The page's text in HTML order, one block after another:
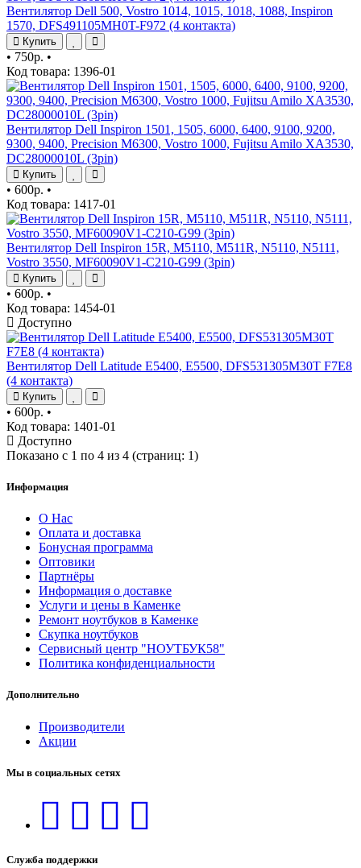
Вентилятор Dell 500, Vostro 1014, 1015, 1018, 1088, Inspiron
1570, DFS491105MH0T-F972 (4 контакта)
Купить
• 750р. •
Код товара: 1396-01
Вентилятор Dell Inspiron 1501, 1505, 6000, 6400, 9100, 9200,
9300, 9400, Precision M6300, Vostro 1000, Fujitsu Amilo XA3530,
DC28000010L (3pin)
Купить
• 600р. •
Код товара: 1417-01
Вентилятор Dell Inspiron 15R, M5110, M511R, N5110, N5111,
Vostro 3550, MF60090V1-C210-G99 (3pin)
Купить
• 600р. •
Код товара: 1454-01
Доступно
Вентилятор Dell Latitude E5400, E5500, DFS531305M30T F7E8
(4 контакта)
Купить
• 600р. •
Код товара: 1401-01
Доступно
Показано с 1 по 4 из 4 (страниц: 1)
Информация
О Нас
Оплата и доставка
Бонусная программа
Оптовики
Партнёры
Информация о доставке
Услуги и цены в Каменке
Ремонт ноутбуков в Каменке
Скупка ноутбуков
Сервисный центр "НОУТБУК58"
Политика конфиденциальности
Дополнительно
Производители
Акции
Мы в социальных сетях
Служба поддержки